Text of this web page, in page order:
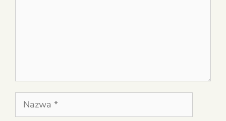
Nazwa